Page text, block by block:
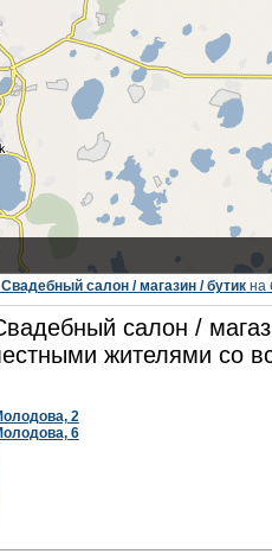
салон / магазин / бутикна
салон /
жителями со
2
6